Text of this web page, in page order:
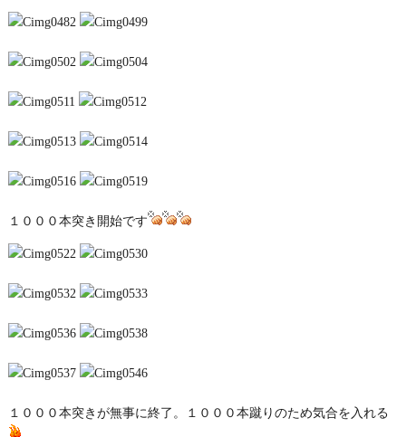
１０００本突き開始です
１０００本突きが無事に終了。１０００本蹴りのため気合を入れる